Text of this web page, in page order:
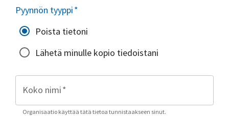
Pyynnön tyyppi*
Poista tietoni
Lähetä minulle kopio tiedoistani
Koko nimi*
Organisaatio käyttää tätä tietoa tunnistaakseen sinut.